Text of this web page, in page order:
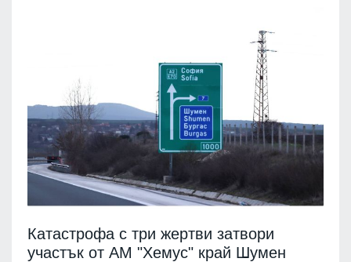
Катастрофа с три жертви затвори
участък от АМ "Хемус" край Шумен